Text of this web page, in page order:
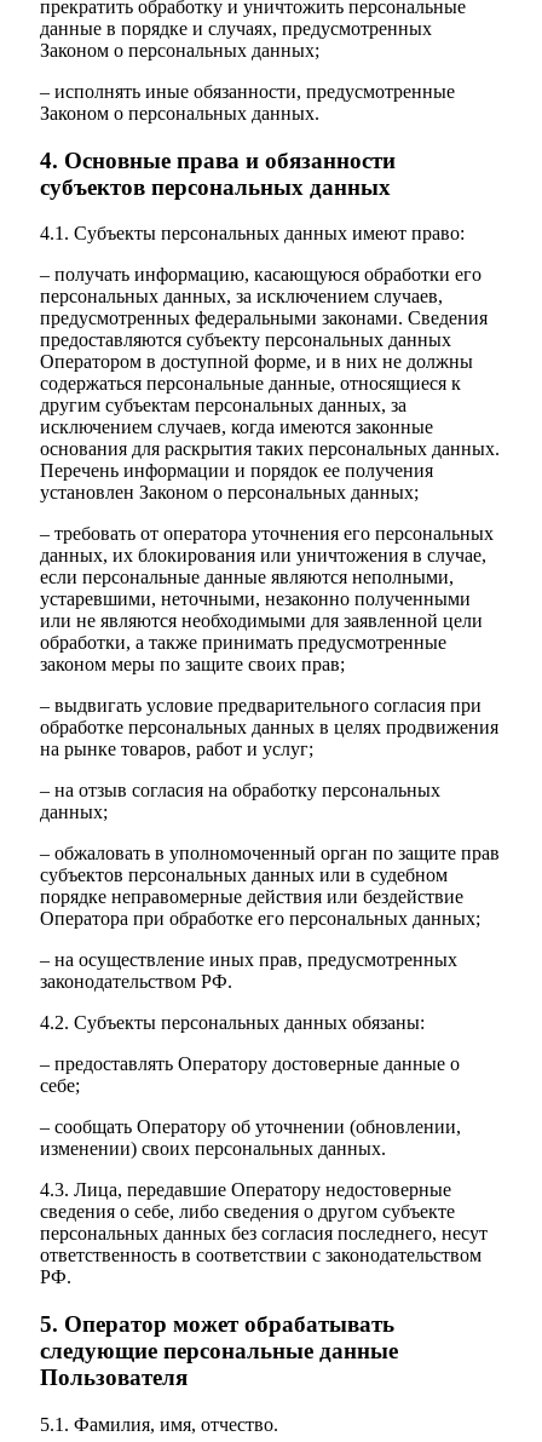
прекратить обработку и уничтожить персональные
данные в порядке и случаях, предусмотренных
Законом о персональных данных;
– исполнять иные обязанности, предусмотренные
Законом о персональных данных.
4. Основные права и обязанности
субъектов персональных данных
4.1. Субъекты персональных данных имеют право:
– получать информацию, касающуюся обработки его
персональных данных, за исключением случаев,
предусмотренных федеральными законами. Сведения
предоставляются субъекту персональных данных
Оператором в доступной форме, и в них не должны
содержаться персональные данные, относящиеся к
другим субъектам персональных данных, за
исключением случаев, когда имеются законные
основания для раскрытия таких персональных данных.
Перечень информации и порядок ее получения
установлен Законом о персональных данных;
– требовать от оператора уточнения его персональных
данных, их блокирования или уничтожения в случае,
если персональные данные являются неполными,
устаревшими, неточными, незаконно полученными
или не являются необходимыми для заявленной цели
обработки, а также принимать предусмотренные
законом меры по защите своих прав;
– выдвигать условие предварительного согласия при
обработке персональных данных в целях продвижения
на рынке товаров, работ и услуг;
– на отзыв согласия на обработку персональных
данных;
– обжаловать в уполномоченный орган по защите прав
субъектов персональных данных или в судебном
порядке неправомерные действия или бездействие
Оператора при обработке его персональных данных;
– на осуществление иных прав, предусмотренных
законодательством РФ.
4.2. Субъекты персональных данных обязаны:
– предоставлять Оператору достоверные данные о
себе;
– сообщать Оператору об уточнении (обновлении,
изменении) своих персональных данных.
4.3. Лица, передавшие Оператору недостоверные
сведения о себе, либо сведения о другом субъекте
персональных данных без согласия последнего, несут
ответственность в соответствии с законодательством
РФ.
5. Оператор может обрабатывать
следующие персональные данные
Пользователя
5.1. Фамилия, имя, отчество.